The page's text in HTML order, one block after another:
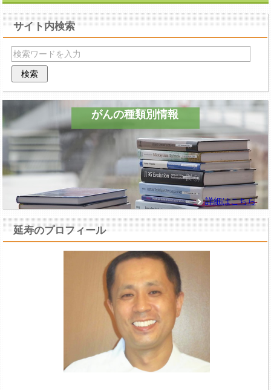
サイト内検索
がんの種類別情報
詳細はこちら
延寿のプロフィール